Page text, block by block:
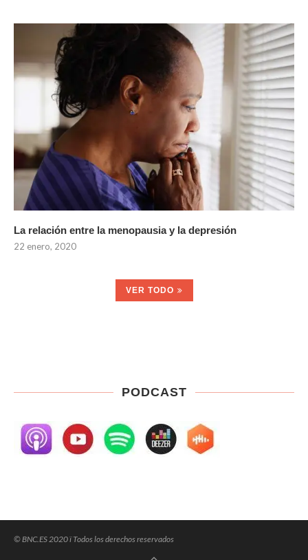
La relación entre la menopausia y la depresión
22 enero, 2020
VER TODO
PODCAST
© BNC.ES 2020 ï Todos los derechos reservados